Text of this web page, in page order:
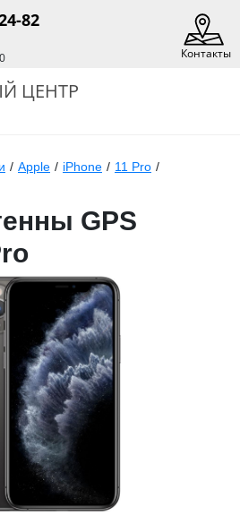
82
Контакты
ЦЕНТР
/ Apple / iPhone / 11 Pro /
GPS